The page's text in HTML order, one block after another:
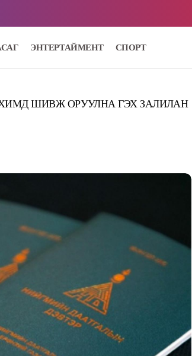
ЭНТЕРТАЙМЕНТ СПОРТ
ШИВЖ ОРУУЛНА ГЭХ ЗАЛИЛАН